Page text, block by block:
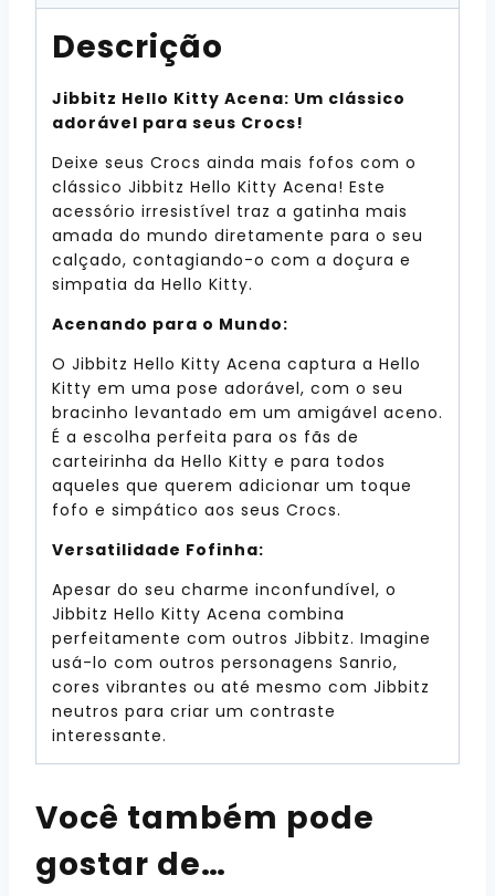
Descrição
Jibbitz Hello Kitty Acena: Um clássico
adorável para seus Crocs!
Deixe seus Crocs ainda mais fofos com o
clássico Jibbitz Hello Kitty Acena! Este
acessório irresistível traz a gatinha mais
amada do mundo diretamente para o seu
calçado, contagiando-o com a doçura e
simpatia da Hello Kitty.
Acenando para o Mundo:
O Jibbitz Hello Kitty Acena captura a Hello
Kitty em uma pose adorável, com o seu
bracinho levantado em um amigável aceno.
É a escolha perfeita para os fãs de
carteirinha da Hello Kitty e para todos
aqueles que querem adicionar um toque
fofo e simpático aos seus Crocs.
Versatilidade Fofinha:
Apesar do seu charme inconfundível, o
Jibbitz Hello Kitty Acena combina
perfeitamente com outros Jibbitz. Imagine
usá-lo com outros personagens Sanrio,
cores vibrantes ou até mesmo com Jibbitz
neutros para criar um contraste
interessante.
Você também pode
gostar de…